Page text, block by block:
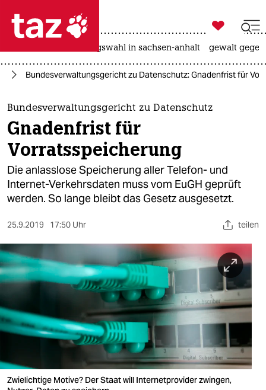
 taz zahl ich
taz zahl ich
themen
politik
öko
gesellschaft
sport
berlin
nord
wahrheit
verlag

taz zahl ich
landtagswahl in sachsen-anhalt gewalt
Bundesverwaltungsgericht zu Datenschutz: Gnadenfrist für
Bundesverwaltungsgericht zu Datenschutz
Gnadenfrist für
Vorratsspeicherung
Die anlasslose Speicherung aller Telefon- und
Internet-Verkehrsdaten muss vom EuGH geprüft
werden. So lange bleibt das Gesetz ausgesetzt.
25.9.2019 17:50 Uhr teilen
Zwielichtige Motive? Der Staat will Internetprovider zwingen,